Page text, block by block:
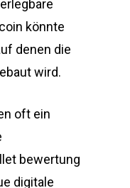
könnte
denen die
wird.
oft ein
bewertung
digitale